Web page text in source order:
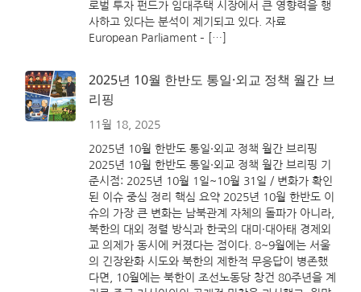
로벌 투자 펀드가 임대주택 시장에서 큰 영향력을 행
사하고 있다는 분석이 제기되고 있다. 자료
European Parliament – […]
2025년 10월 한반도 통일·외교 정책 월간 브
리핑
11월 18, 2025
2025년 10월 한반도 통일·외교 정책 월간 브리핑
2025년 10월 한반도 통일·외교 정책 월간 브리핑 기
준시점: 2025년 10월 1일~10월 31일 / 변화가 확인
된 이슈 중심 정리 핵심 요약 2025년 10월 한반도 이
슈의 가장 큰 변화는 남북관계 자체의 돌파가 아니라,
북한의 대외 정렬 방식과 한국의 대미·대아태 경제외
교 의제가 동시에 커졌다는 점이다. 8~9월에는 서울
의 긴장완화 시도와 북한의 제한적 무응답이 병존했
다면, 10월에는 북한이 조선노동당 창건 80주년을 계